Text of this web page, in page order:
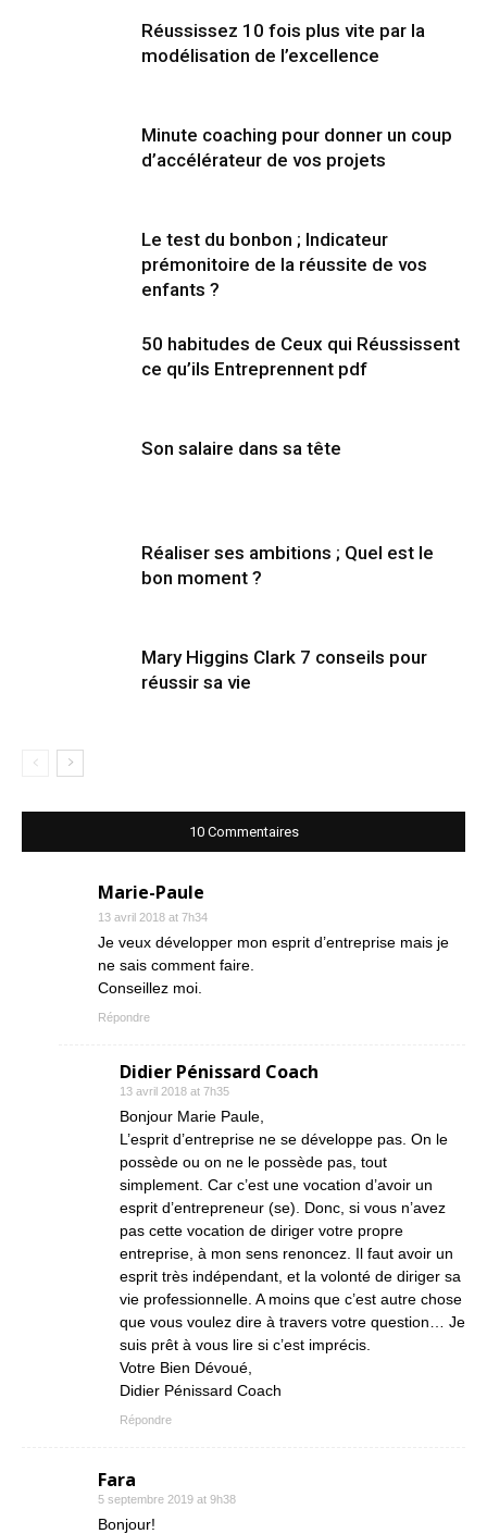
Réussissez 10 fois plus vite par la
modélisation de l’excellence
Minute coaching pour donner un coup
d’accélérateur de vos projets
Le test du bonbon ; Indicateur
prémonitoire de la réussite de vos
enfants ?
50 habitudes de Ceux qui Réussissent
ce qu’ils Entreprennent pdf
Son salaire dans sa tête
Réaliser ses ambitions ; Quel est le
bon moment ?
Mary Higgins Clark 7 conseils pour
réussir sa vie
10 Commentaires
Marie-Paule
13 avril 2018 at 7h34
Je veux développer mon esprit d’entreprise mais je
ne sais comment faire.
Conseillez moi.
Répondre
Didier Pénissard Coach
13 avril 2018 at 7h35
Bonjour Marie Paule,
L’esprit d’entreprise ne se développe pas. On le
possède ou on ne le possède pas, tout
simplement. Car c’est une vocation d’avoir un
esprit d’entrepreneur (se). Donc, si vous n’avez
pas cette vocation de diriger votre propre
entreprise, à mon sens renoncez. Il faut avoir un
esprit très indépendant, et la volonté de diriger sa
vie professionnelle. A moins que c’est autre chose
que vous voulez dire à travers votre question… Je
suis prêt à vous lire si c’est imprécis.
Votre Bien Dévoué,
Didier Pénissard Coach
Répondre
Fara
5 septembre 2019 at 9h38
Bonjour!